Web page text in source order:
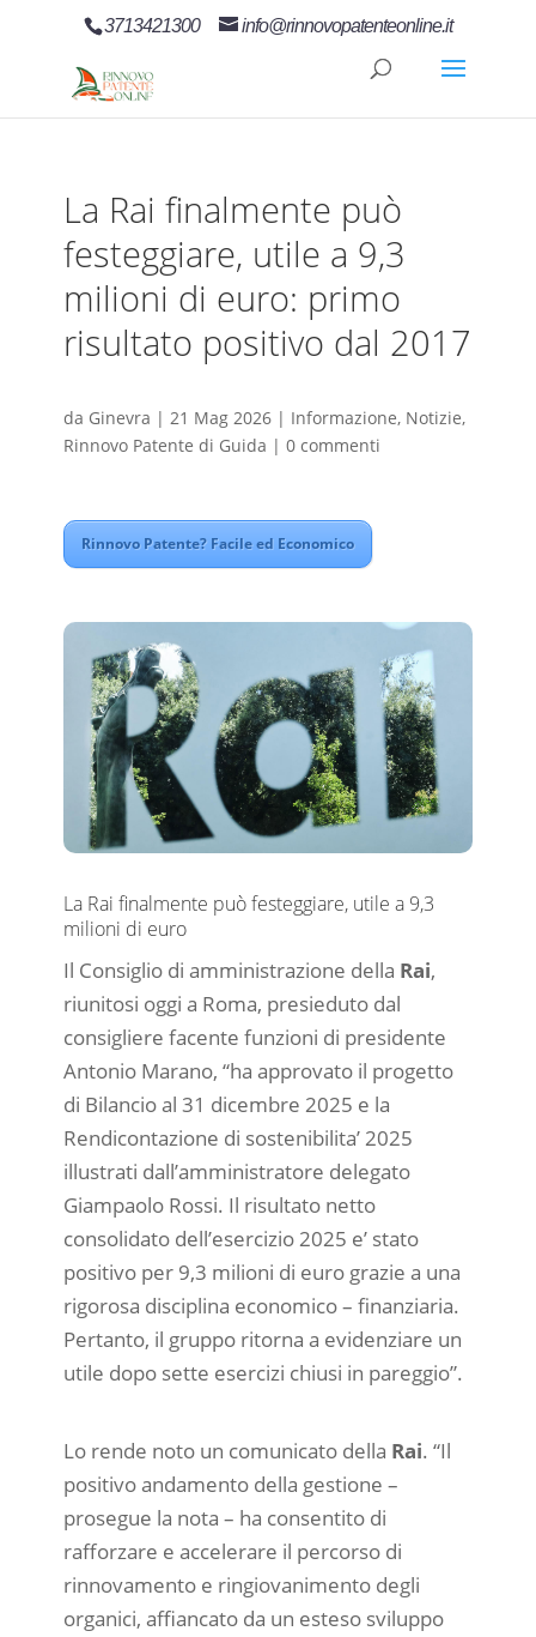
3713421300 info@rinnovopatenteonline.it
La Rai finalmente può
festeggiare, utile a 9,3
milioni di euro: primo
risultato positivo dal 2017
da Ginevra | 21 Mag 2026| Informazione, Notizie,
Rinnovo Patente di Guida | 0 commenti
Rinnovo Patente? Facile ed Economico
La Rai finalmente può festeggiare, utile a 9,3
milioni di euro
Il Consiglio di amministrazione della Rai,
riunitosi oggi a Roma, presieduto dal
consigliere facente funzioni di presidente
Antonio Marano, “ha approvato il progetto
di Bilancio al 31 dicembre 2025 e la
Rendicontazione di sostenibilita’ 2025
illustrati dall’amministratore delegato
Giampaolo Rossi. Il risultato netto
consolidato dell’esercizio 2025 e’ stato
positivo per 9,3 milioni di euro grazie a una
rigorosa disciplina economico – finanziaria.
Pertanto, il gruppo ritorna a evidenziare un
utile dopo sette esercizi chiusi in pareggio”.
Lo rende noto un comunicato della Rai. “Il
positivo andamento della gestione –
prosegue la nota – ha consentito di
rafforzare e accelerare il percorso di
rinnovamento e ringiovanimento degli
organici, affiancato da un esteso sviluppo